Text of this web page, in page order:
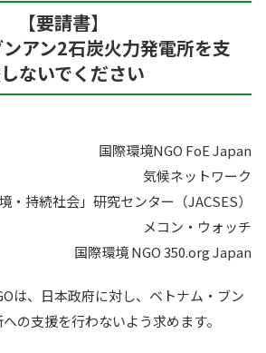
【要請書】
アン2石炭火力発電所を支
ないでください
国際環境NGO FoE Japan
気候ネットワーク
境・持続社会」研究センター（JACSES）
メコン・ウォッチ
国際環境 NGO 350.org Japan
は、日本政府に対し、ベトナム・ブン
の支援を行わないよう求めます。